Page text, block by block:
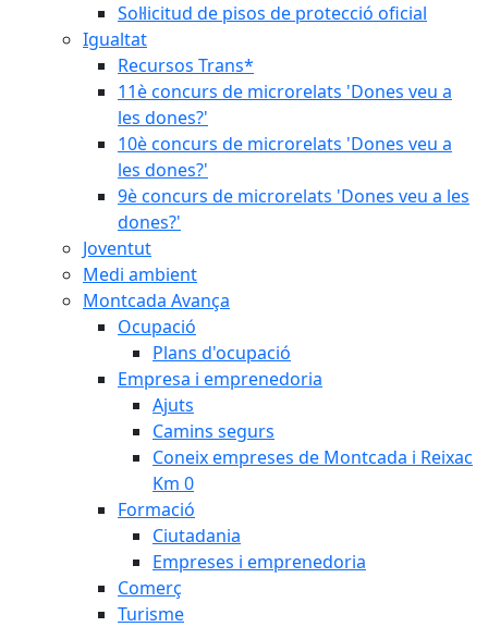
Sol·licitud de pisos de protecció oficial
Igualtat
Recursos Trans*
11è concurs de microrelats 'Dones veu a
les dones?'
10è concurs de microrelats 'Dones veu a
les dones?'
9è concurs de microrelats 'Dones veu a les
dones?'
Joventut
Medi ambient
Montcada Avança
Ocupació
Plans d'ocupació
Empresa i emprenedoria
Ajuts
Camins segurs
Coneix empreses de Montcada i Reixac
Km 0
Formació
Ciutadania
Empreses i emprenedoria
Comerç
Turisme